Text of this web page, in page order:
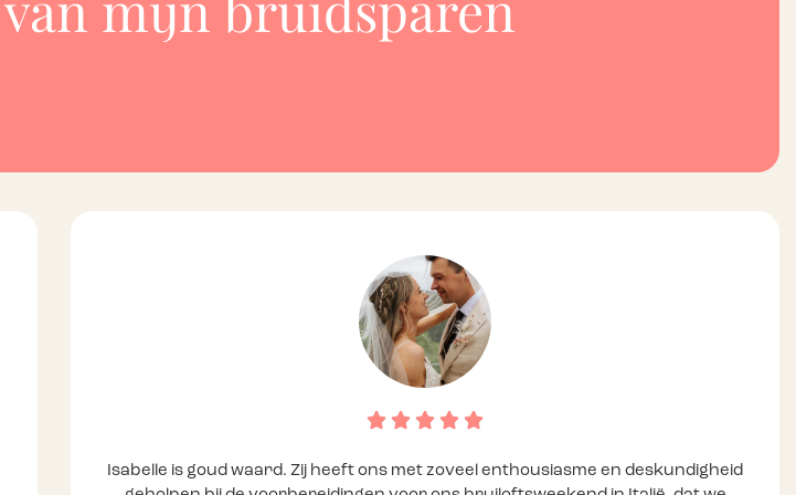
Isabelle is goud waard. Zij heeft ons met zoveel enthousiasme en deskundigheid